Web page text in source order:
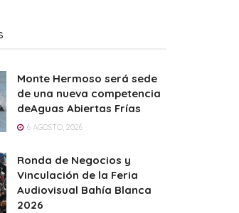
Monte Hermoso será sede
de una nueva competencia
deAguas Abiertas Frías
6 AGOSTO, 2026
Ronda de Negocios y
Vinculación de la Feria
Audiovisual Bahía Blanca
2026